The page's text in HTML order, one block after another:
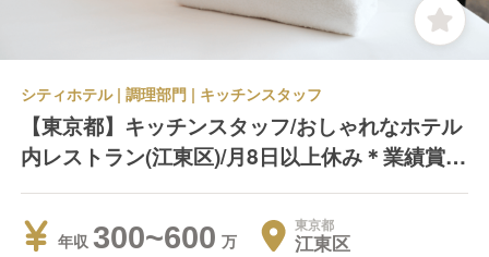
シティホテル | 調理部門 | キッチンスタッフ
【東京都】キッチンスタッフ/おしゃれなホテル
内レストラン(江東区)/月8日以上休み＊業績賞与
年2回＊産休育休あり
年収 300~600 東京都
江東区